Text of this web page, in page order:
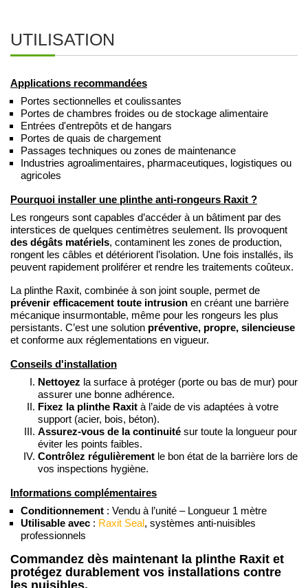
UTILISATION
Applications recommandées
Portes sectionnelles et coulissantes
Portes de chambres froides ou de stockage alimentaire
Entrées d'entrepôts et de hangars
Portes de quais de chargement
Passages techniques ou zones de maintenance
Industries agroalimentaires, pharmaceutiques, logistiques ou
agricoles
Pourquoi installer une plinthe anti-rongeurs Raxit ?
Les rongeurs sont capables d’accéder à un bâtiment par des
interstices de quelques centimètres seulement. Ils provoquent
des dégâts matériels, contaminent les zones de production,
rongent les câbles et détériorent l’isolation. Une fois installés, ils
peuvent rapidement proliférer et rendre les traitements coûteux.
La plinthe Raxit, combinée à son joint souple, permet de
prévenir efficacement toute intrusion en créant une barrière
mécanique insurmontable, même pour les rongeurs les plus
persistants. C’est une solution préventive, propre, silencieuse
et conforme aux réglementations en vigueur.
Conseils d'installation
Nettoyez la surface à protéger (porte ou bas de mur) pour
assurer une bonne adhérence.
Fixez la plinthe Raxit à l’aide de vis adaptées à votre
support (acier, bois, béton).
Assurez-vous de la continuité sur toute la longueur pour
éviter les points faibles.
Contrôlez régulièrement le bon état de la barrière lors de
vos inspections hygiène.
Informations complémentaires
Conditionnement : Vendu à l’unité – Longueur 1 mètre
Utilisable avec : Raxit Seal, systèmes anti-nuisibles
professionnels
Commandez dès maintenant la plinthe Raxit et
protégez durablement vos installations contre
les nuisibles.